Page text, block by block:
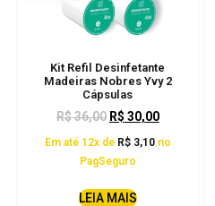
Kit Refil Desinfetante
Madeiras Nobres Yvy 2
Cápsulas
R$36,00 R$ 30,00
Em até 12x de R$3,10 no
PagSeguro
LEIA MAIS